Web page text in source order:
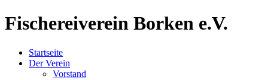
Fischereiverein Borken e.V.
Startseite
Der Verein
Vorstand